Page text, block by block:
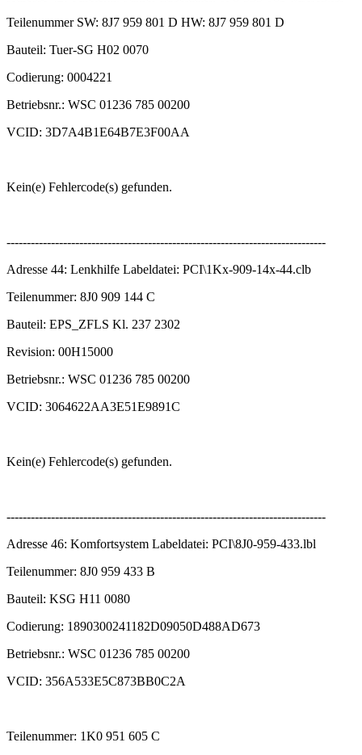
Teilenummer SW: 8J7 959 801 D HW: 8J7 959 801 D
Bauteil: Tuer-SG H02 0070
Codierung: 0004221
Betriebsnr.: WSC 01236 785 00200
VCID: 3D7A4B1E64B7E3F00AA
Kein(e) Fehlercode(s) gefunden.
-------------------------------------------------------------------------------
Adresse 44: Lenkhilfe Labeldatei: PCI\1Kx-909-14x-44.clb
Teilenummer: 8J0 909 144 C
Bauteil: EPS_ZFLS Kl. 237 2302
Revision: 00H15000
Betriebsnr.: WSC 01236 785 00200
VCID: 3064622AA3E51E9891C
Kein(e) Fehlercode(s) gefunden.
-------------------------------------------------------------------------------
Adresse 46: Komfortsystem Labeldatei: PCI\8J0-959-433.lbl
Teilenummer: 8J0 959 433 B
Bauteil: KSG H11 0080
Codierung: 1890300241182D09050D488AD673
Betriebsnr.: WSC 01236 785 00200
VCID: 356A533E5C873BB0C2A
Teilenummer: 1K0 951 605 C